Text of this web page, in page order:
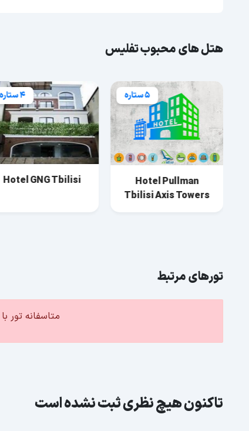
هتل های محبوب تفلیس
5 ستاره
Hotel Pullman
Tbilisi Axis Towers
4 ستاره
Hotel GNG Tbilisi
تورهای مرتبط
متاسفانه
تاکنون هیچ نظری ثبت نشده است